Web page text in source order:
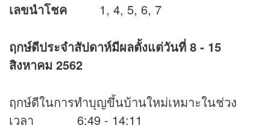
เลขนำโชค 1, 4, 5, 6, 7
ฤกษ์ดีประจำสัปดาห์มีผลตั้งแต่วันที่ 8 - 15
สิงหาคม 2562
ฤกษ์ดีในการทำบุญขึ้นบ้านใหม่เหมาะในช่วง
เวลา 6:49 - 14:11